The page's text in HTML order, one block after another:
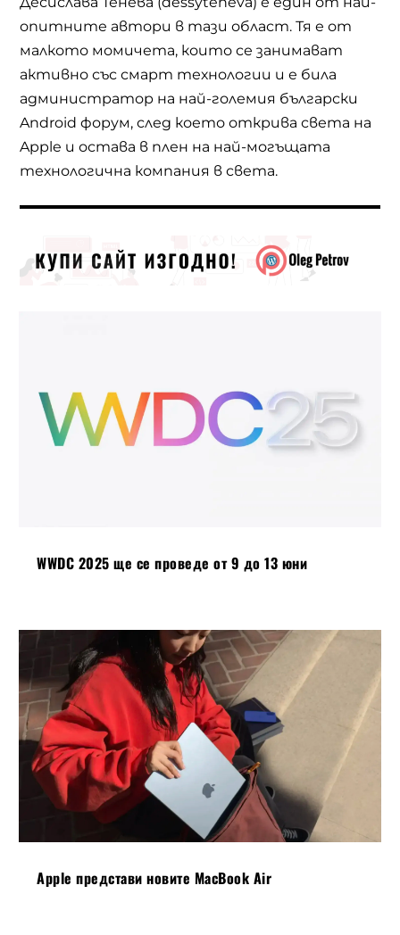
опитните автори в тази област. Тя е от
малкото момичета, които се занимават
активно със смарт технологии и е била
администратор на най-големия български
Android форум, след което открива света на
Apple и остава в плен на най-могъщата
технологична компания в света.
WWDC 2025 ще се проведе от 9 до 13 юни
Apple представи новите MacBook Air